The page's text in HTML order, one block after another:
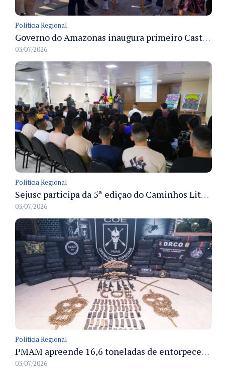
Políticia Regional
Governo do Amazonas inaugura primeiro Castramóvel Fluvial para atendimento veterinário às comunidades ribeirinhas e castração gratuita
03/07/2026
Políticia Regional
Sejusc participa da 5ª edição do Caminhos Literários com foco na cultura hip-hop nas unidades socioeducativas
03/07/2026
Políticia Regional
PMAM apreende 16,6 toneladas de entorpecentes e registra aumento nas prisões em flagrante e nas capturas de foragidos no primeiro semestre de 2026
03/07/2026